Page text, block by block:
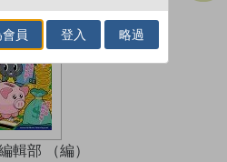
輯部 （編）
員 登入 略過